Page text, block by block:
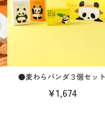
●麦わらパンダ３個セッ
¥1,674